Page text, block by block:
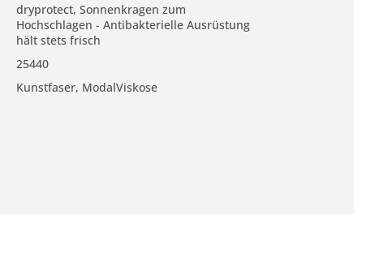
dryprotect, Sonnenkragen zum
Hochschlagen - Antibakterielle Ausrüstung
hält stets frisch
25440
Kunstfaser, ModalViskose